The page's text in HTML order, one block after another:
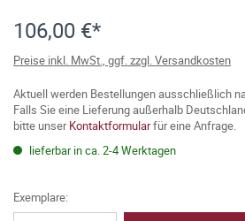
106,00 €*
Preise inkl. MwSt., ggf. zzgl. Versandkosten
Aktuell werden Bestellungen ausschließlich
Falls Sie eine Lieferung außerhalb
bitte unserKontaktformularfür eine Anfrage.
lieferbar in ca. 2-4 Werktagen
Exemplare: